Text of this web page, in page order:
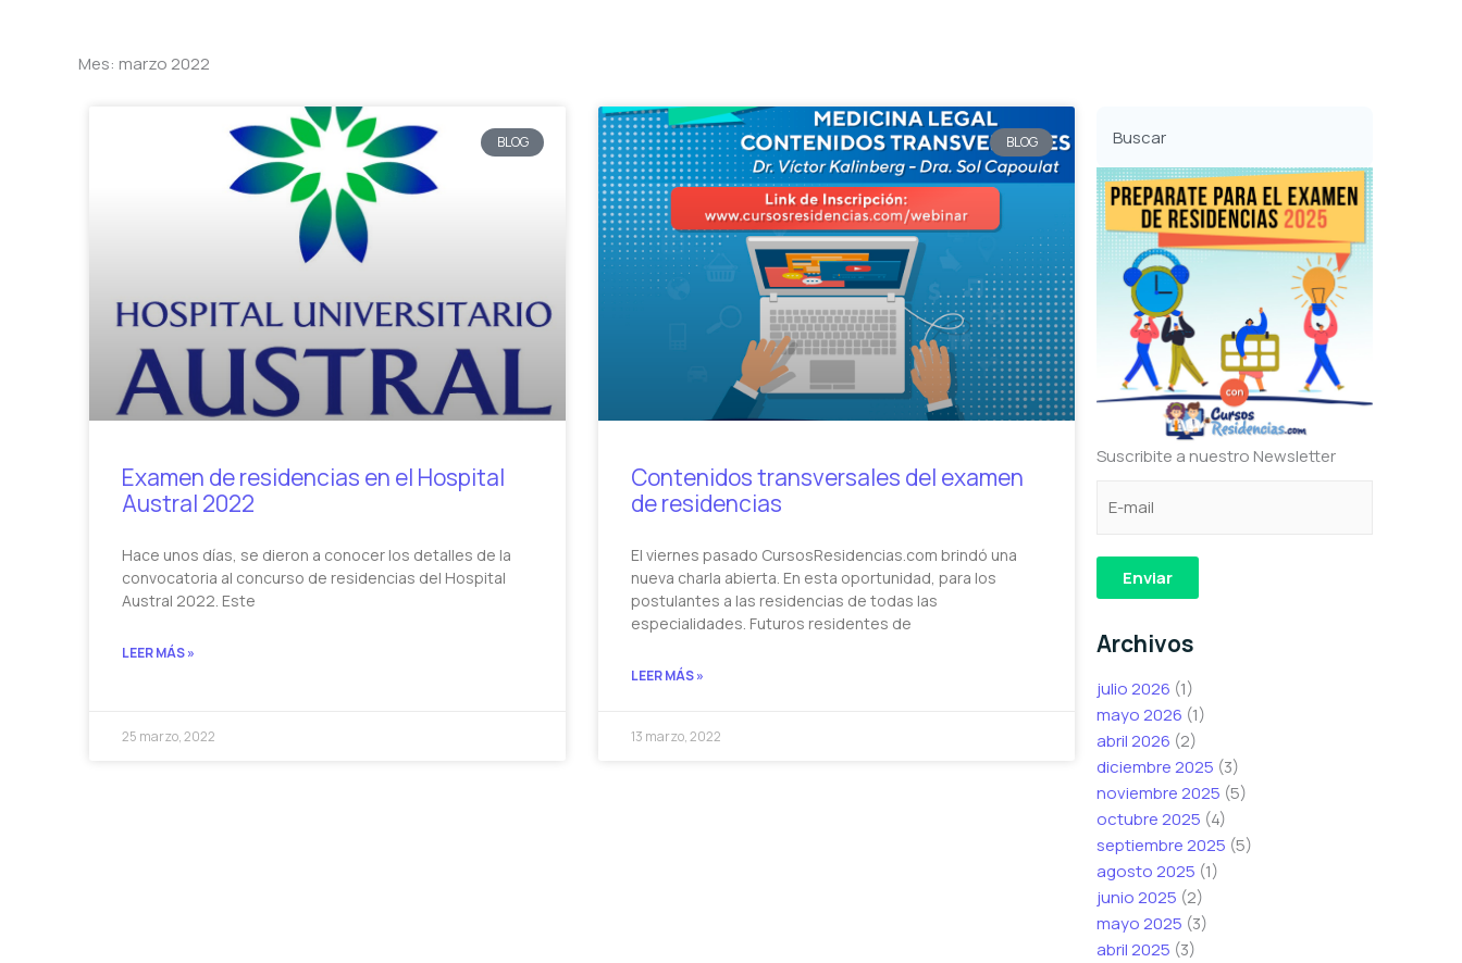
Mes: marzo 2022
BLOG
Examen de residencias en el Hospital
Austral 2022
Hace unos días, se dieron a conocer los detalles de la
convocatoria al concurso de residencias del Hospital
Austral 2022. Este
LEER MÁS »
25 marzo, 2022
BLOG
Contenidos transversales del examen
de residencias
El viernes pasado CursosResidencias.com brindó una
nueva charla abierta. En esta oportunidad, para los
postulantes a las residencias de todas las
especialidades. Futuros residentes de
LEER MÁS »
13 marzo, 2022
Suscribite a nuestro Newsletter
t
ó
i
c
o
*
*
e
e
e
c
t
r
ó
n
i
c
o
e
e
e
c
t
r
ó
n
i
c
o
*
Enviar
Archivos
julio 2026 (1)
mayo 2026 (1)
abril 2026 (2)
diciembre 2025 (3)
noviembre 2025 (5)
octubre 2025 (4)
septiembre 2025 (5)
agosto 2025 (1)
junio 2025 (2)
mayo 2025 (3)
abril 2025 (3)